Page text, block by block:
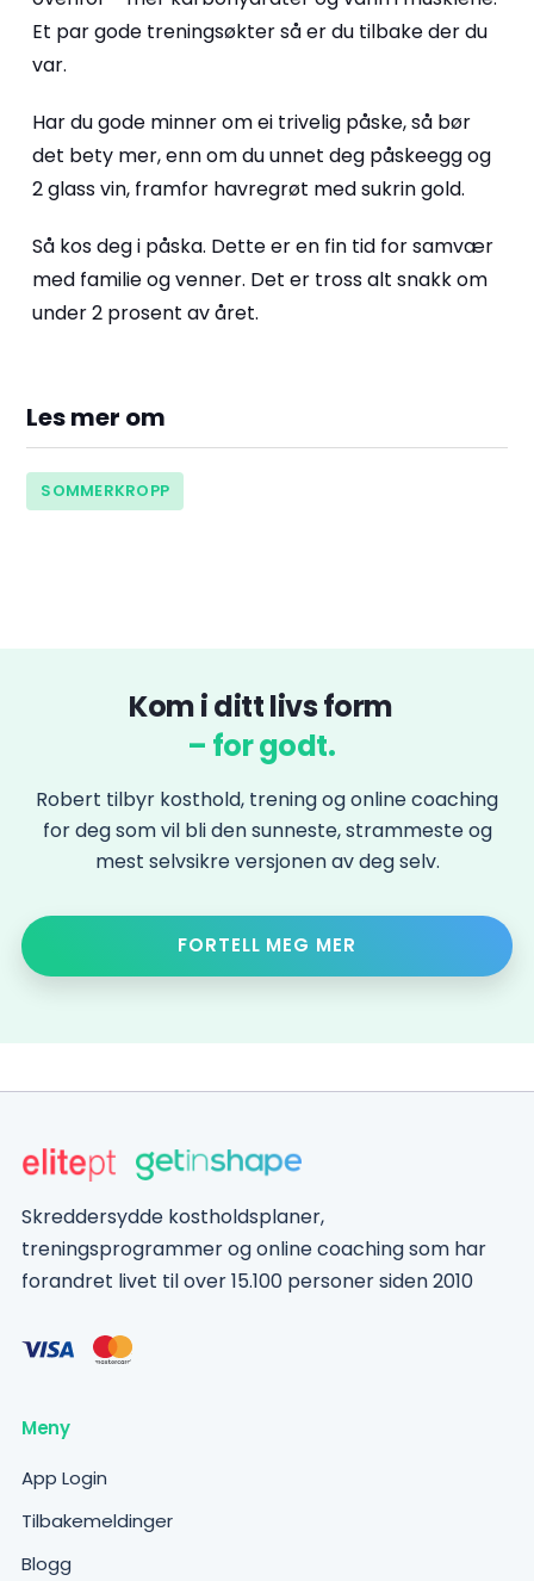
Et par gode treningsøkter så er du tilbake der du
var.
Har du gode minner om ei trivelig påske, så bør
det bety mer, enn om du unnet deg påskeegg og
2 glass vin, framfor havregrøt med sukrin gold.
Så kos deg i påska. Dette er en fin tid for samvær
med familie og venner. Det er tross alt snakk om
under 2 prosent av året.
Les mer om
SOMMERKROPP
Kom i ditt livs form
– for godt.
Robert tilbyr kosthold, trening og online coaching
for deg som vil bli den sunneste, strammeste og
mest selvsikre versjonen av deg selv.
FORTELL MEG MER
Skreddersydde kostholdsplaner,
treningsprogrammer og online coaching som har
forandret livet til over 15.100 personer siden 2010
Meny
App Login
Tilbakemeldinger
Blogg